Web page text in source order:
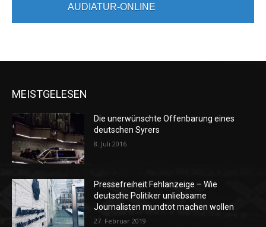
AUDIATUR-ONLINE
MEISTGELESEN
Die unerwünschte Offenbarung eines
deutschen Syrers
8. Juli 2016
Pressefreiheit Fehlanzeige – Wie
deutsche Politiker unliebsame
Journalisten mundtot machen wollen
27. Februar 2019